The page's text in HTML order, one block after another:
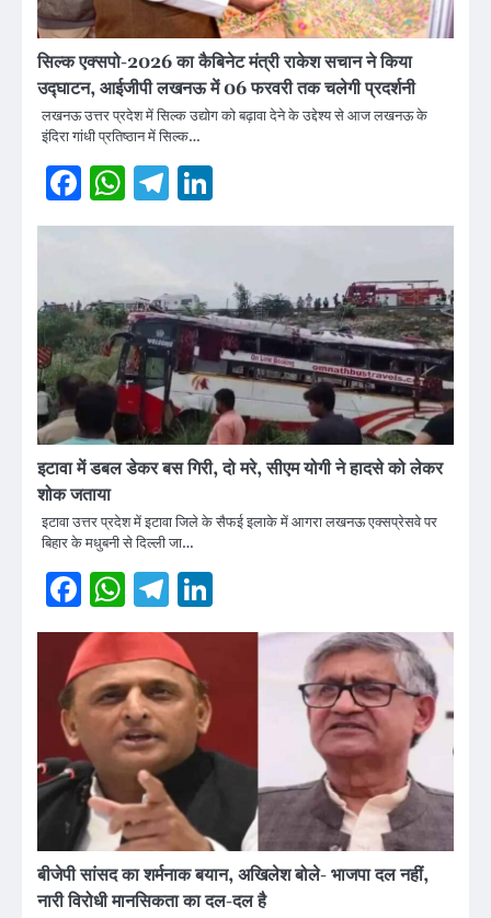
सिल्क एक्सपो-2026 का कैबिनेट मंत्री राकेश सचान ने किया
उद्घाटन, आईजीपी लखनऊ में 06 फरवरी तक चलेगी प्रदर्शनी
लखनऊ उत्तर प्रदेश में सिल्क उद्योग को बढ़ावा देने के उद्देश्य से आज लखनऊ के
इंदिरा गांधी प्रतिष्ठान में सिल्क…
Facebook
WhatsApp
Telegram
इटावा में डबल डेकर बस गिरी, दो मरे, सीएम योगी ने हादसे को लेकर
शोक जताया
इटावा उत्तर प्रदेश में इटावा जिले के सैफई इलाके में आगरा लखनऊ एक्सप्रेसवे पर
बिहार के मधुबनी से दिल्ली जा…
Facebook
WhatsApp
Telegram
बीजेपी सांसद का शर्मनाक बयान, अखिलेश बोले- भाजपा दल नहीं,
नारी विरोधी मानसिकता का दल-दल है